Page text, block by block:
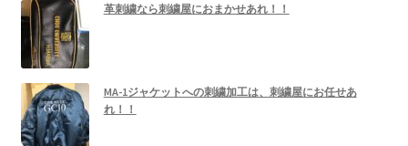
革刺繍なら刺繍屋におまかせあれ！！
MA-1ジャケットへの刺繍加工は、刺繍屋にお任せあ
れ！！